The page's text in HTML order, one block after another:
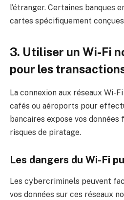
l’étranger. Certaines banques
cartes spécifiquement
3. Utiliser un Wi-Fi
pour les
La connexion aux réseaux Wi-
cafés ou aéroports pour
bancaires expose vos données
risques de piratage.
Les dangers du Wi-Fi
Les cybercriminels peuvent
vos données sur ces réseaux